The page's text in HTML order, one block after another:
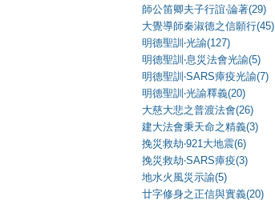
師公笛卿夫子行誼‧論著(29)
大覺導師秦淑德之信願行(45)
明德聖訓‧光諭(127)
明德聖訓‧息災法會光諭(5)
明德聖訓‧SARS瘴疫光諭(7)
明德聖訓‧光諭釋義(20)
大慈大悲之普渡法會(26)
建大法會秉天命之精義(3)
挽災救劫‧921大地震(6)
挽災救劫‧SARS瘴疫(3)
地水火風災示諭(5)
廿字修身之正信與實義(20)